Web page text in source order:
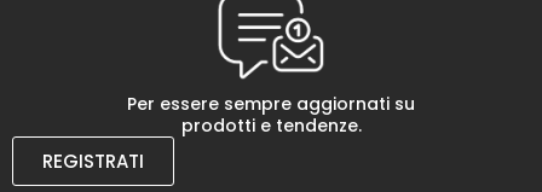
Per essere sempre aggiornati su
prodotti e tendenze.
REGISTRATI